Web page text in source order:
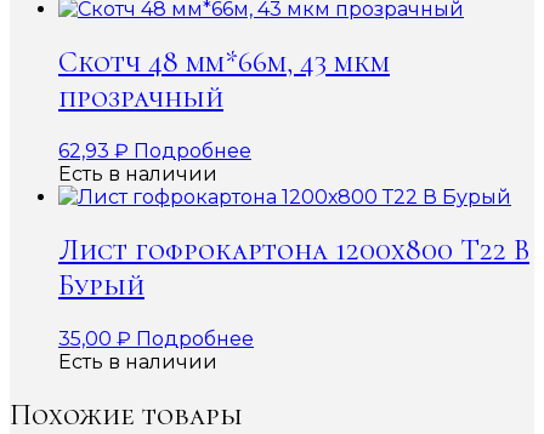
Скотч 48 мм*66м, 43 мкм
прозрачный
62,93 ₽ Подробнее
Есть в наличии
Лист гофрокартона 1200х800 Т22 В
Бурый
35,00 ₽ Подробнее
Есть в наличии
Похожие товары